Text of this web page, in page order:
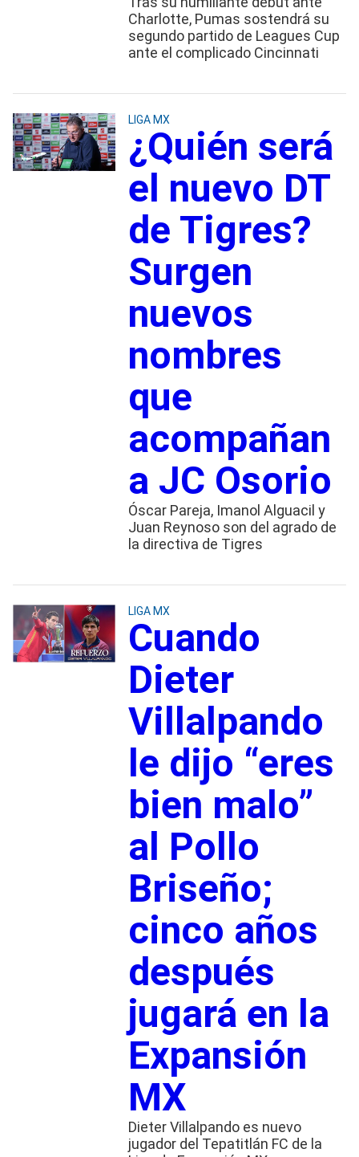
Charlotte, Pumas sostendrá su
segundo partido de Leagues Cup
ante el complicado Cincinnati
LIGA MX
¿Quién será
el nuevo DT
de Tigres?
Surgen
nuevos
nombres
que
acompañan
a JC Osorio
Óscar Pareja, Imanol Alguacil y
Juan Reynoso son del agrado de
la directiva de Tigres
LIGA MX
Cuando
Dieter
Villalpando
le dijo “eres
bien malo”
al Pollo
Briseño;
cinco años
después
jugará en la
Expansión
MX
Dieter Villalpando es nuevo
jugador del Tepatitlán FC de la